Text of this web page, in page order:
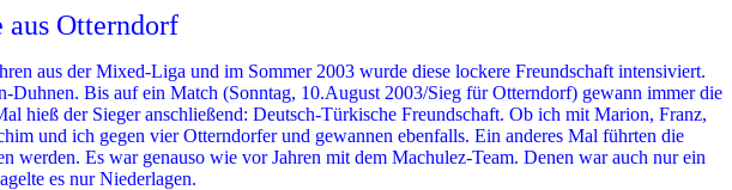
aus Otterndorf
aus der Mixed-Liga und im Sommer 2003 wurde diese lockere Freundschaft intensiviert.
Bis auf ein Match (Sonntag, 10.August 2003/Sieg für Otterndorf) gewann immer die
hieß der Sieger anschließend: Deutsch-Türkische Freundschaft. Ob ich mit Marion, Franz,
und ich gegen vier Otterndorfer und gewannen ebenfalls. Ein anderes Mal führten die
Es war genauso wie vor Jahren mit dem Machulez-Team. Denen war auch nur ein
es nur Niederlagen.